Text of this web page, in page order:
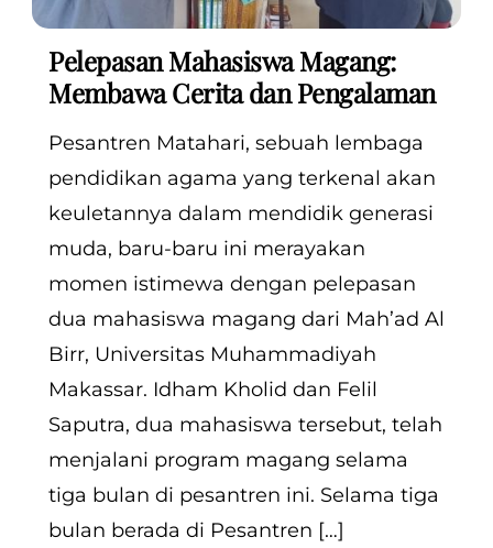
Pelepasan Mahasiswa Magang:
Membawa Cerita dan Pengalaman
Pesantren Matahari, sebuah lembaga
pendidikan agama yang terkenal akan
keuletannya dalam mendidik generasi
muda, baru-baru ini merayakan
momen istimewa dengan pelepasan
dua mahasiswa magang dari Mah’ad Al
Birr, Universitas Muhammadiyah
Makassar. Idham Kholid dan Felil
Saputra, dua mahasiswa tersebut, telah
menjalani program magang selama
tiga bulan di pesantren ini. Selama tiga
bulan berada di Pesantren […]